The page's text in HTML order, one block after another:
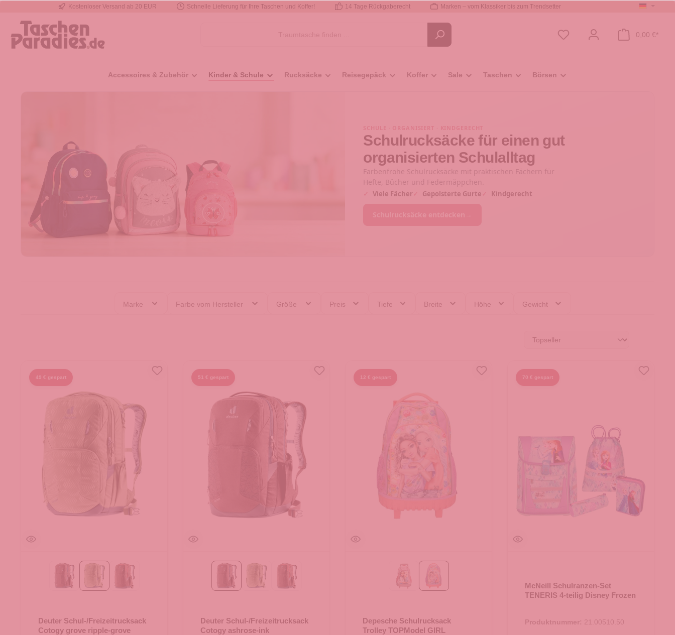
Zur Hauptnavigation springen
Kostenloser Versand ab 20 EUR Schnelle Lieferung für Ihre Taschen und Koffer! 14 Tage Rückgaberecht Marken – vom Klassiker bis zum Trendsetter
0,00 €*
Accessoires & Zubehör Kinder & Schule Rucksäcke Reisegepäck Koffer Sale Taschen Börsen
Schulrucksäcke für einen gut
organisierten Schulalltag
Farbenfrohe Schulrucksäcke mit praktischen Fächern für
Hefte, Bücher und Federmäppchen.
Viele Fächer Gepolsterte Gurte Kindgerecht
Marke Farbe vom Hersteller Größe Preis Tiefe Breite Höhe Gewicht
49 € gespart
ashrose-inkgrove ripple-grove
raisin
Deuter Schul-/Freizeitrucksack
Cotogy grove ripple-grove
51 € gespart
ashrose-inkgrove ripple-grove
raisin
Deuter Schul-/Freizeitrucksack
Cotogy ashrose-ink
12 € gespart
DOTS GIRL POWER
Depesche Schulrucksack
Trolley TOPModel GIRL
70 € gespart
McNeill Schulranzen-Set
TENERIS 4-teilig Disney Frozen
Produktnummer: 21.00510.50